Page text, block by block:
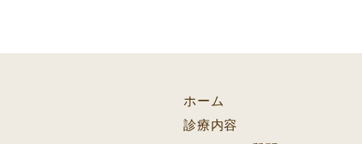
ホーム
診療内容